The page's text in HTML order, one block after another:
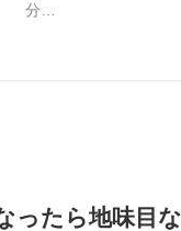
分…
たら地味目